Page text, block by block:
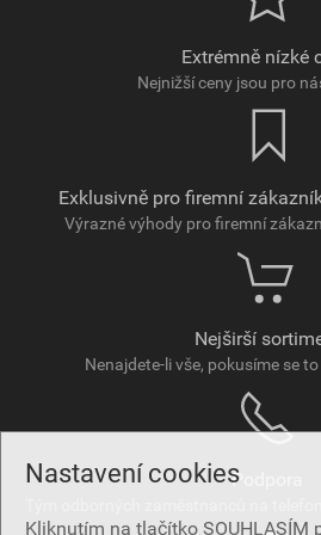
Nastavení cookies
Kliknutím na tlačítko SOUHLASÍM
Extrémně nízké
Nejnižší ceny jsou pro
Exklusivně pro firemní
Výrazné výhody pro firemní
Nejširší
Nenajdete-li vše, pokusíme se
Podpora